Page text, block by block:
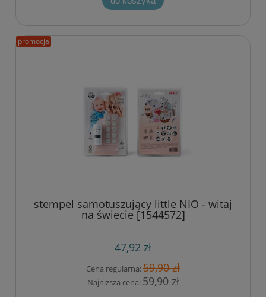
stempel samotuszujący little NIO - witaj
na świecie [1544572]
47,92 zł
Cena regularna:59,90 zł
Najniższa cena:59,90 zł
promocja